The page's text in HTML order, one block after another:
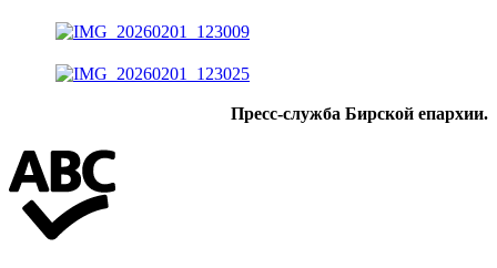
Пресс-служба Бирской епархии.